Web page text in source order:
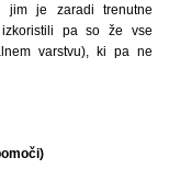
jim je zaradi trenutne
izkoristili pa so že vse
varstvu), ki pa ne